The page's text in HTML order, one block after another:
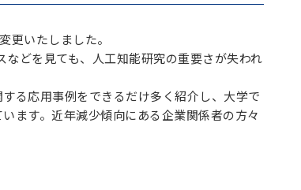
更いたしました。
どを見ても、人工知能研究の重要さが失われ
る応用事例をできるだけ多く紹介し、大学で
ます。近年減少傾向にある企業関係者の方々